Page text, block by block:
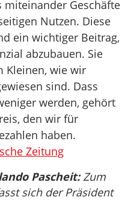
Geschäfte
Nutzen. Diese
ein wichtiger Beitrag,
abzubauen. Sie
Kleinen, wie wir
sind. Dass
werden, gehört
den wir für
haben.
Zeitung
Pascheit:Zum
sich der Präsident